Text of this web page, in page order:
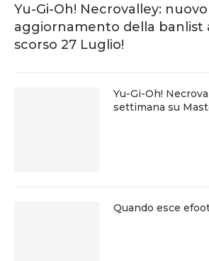
Yu-Gi-Oh! Necrovalley: nuovo
aggiornamento della banlist
scorso 27 Luglio!
Yu-Gi-Oh!
settimana su
Quando esce